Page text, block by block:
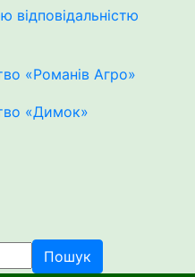
«Романів Агро»
«Димок»
Пошук